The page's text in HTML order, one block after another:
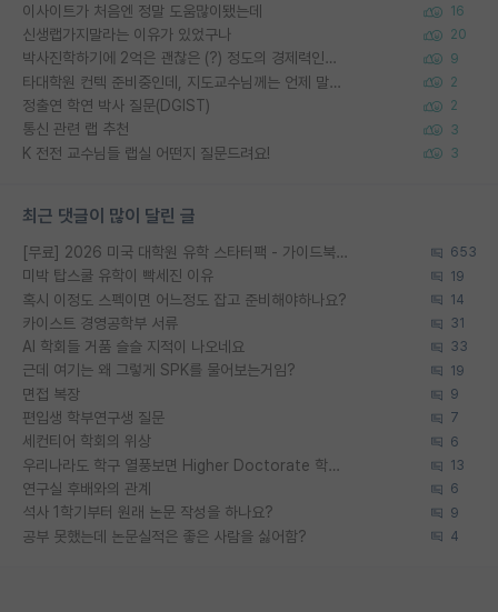
이사이트가 처음엔 정말 도움많이됐는데 16
신생랩가지말라는 이유가 있었구나 20
박사진학하기에 2억은 괜찮은 (?) 정도의 경제력인가요 9
타대학원 컨텍 준비중인데, 지도교수님께는 언제 말씀드려야 할까요? 2
정출연 학연 박사 질문(DGIST) 2
통신 관련 랩 추천 3
K 전전 교수님들 랩실 어떤지 질문드려요! 3
최근 댓글이 많이 달린 글
[무료] 2026 미국 대학원 유학 스타터팩 - 가이드북 & 합격자 컨택메일 템플릿 653
미박 탑스쿨 유학이 빡세진 이유 19
혹시 이정도 스펙이면 어느정도 잡고 준비해야하나요? 14
카이스트 경영공학부 서류 31
AI 학회들 거품 슬슬 지적이 나오네요 33
근데 여기는 왜 그렇게 SPK를 물어보는거임? 19
면접 복장 9
편입생 학부연구생 질문 7
세컨티어 학회의 위상 6
우리나라도 학구 열풍보면 Higher Doctorate 학위가 필요하다고 봅니다. 13
연구실 후배와의 관계 6
석사 1학기부터 원래 논문 작성을 하나요? 9
공부 못했는데 논문실적은 좋은 사람을 싫어함? 4